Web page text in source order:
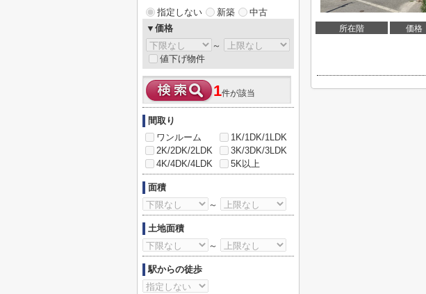
所在階 価格
指定しない 新築
中古
▼価格
～
値下げ物件
1件が該当
間取り
ワンルーム
1K/1DK/1LDK
2K/2DK/2LDK
3K/3DK/3LDK
4K/4DK/4LDK
5K以上
面積
～
土地面積
～
駅からの徒歩